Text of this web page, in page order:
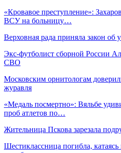
«Кровавое преступление»:
ВСУ на больницу…
Верховная рада приняла закон об
Экс-футболист сборной России
СВО
Московским орнитологам
журавля
«Медаль посмертно»: Вяльбе
проб атлетов по…
Жительница Пскова зарезала
Шестиклассница погибла,